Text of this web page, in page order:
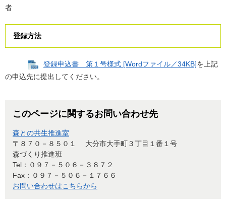
者
登録方法
登録申込書 第１号様式 [Wordファイル／34KB]を上記
の申込先に提出してください。
このページに関するお問い合わせ先
森との共生推進室
〒８７０－８５０１
大分市大手町３丁目１番１号
森づくり推進班
Tel：０９７－５０６－３８７２
Fax：０９７－５０６－１７６６
お問い合わせはこちらから